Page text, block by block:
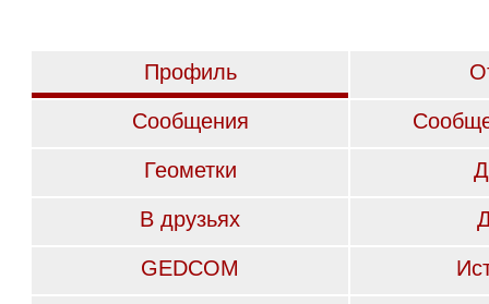
Профиль
Сообщения
Геометки
В друзьях
GEDCOM